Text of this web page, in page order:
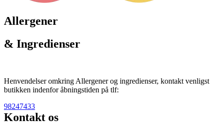
Allergener
& Ingredienser
Henvendelser omkring Allergener og ingredienser, kontakt venligst
butikken indenfor åbningstiden på tlf:
98247433
Kontakt os